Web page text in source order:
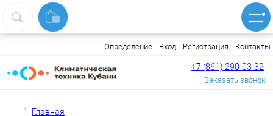
Определение Вход Регистрация Контакты
+7 (861) 290-03-32
Заказать звонок
Главная